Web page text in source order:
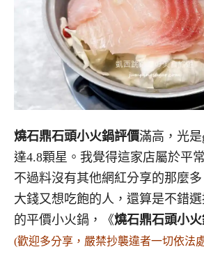
燒石鼎石頭小火鍋評價滿高，光是
達4.8顆星。我覺得這家店屬於平
不過料沒有其他網紅分享的那麼
大錢又想吃飽的人，還算是不錯
的平價小火鍋，《燒石鼎石頭小
(歡迎多分享，嚴禁抄襲違者一切依法